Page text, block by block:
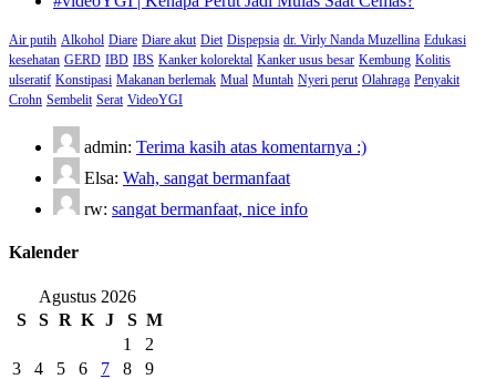
Air putih Alkohol Diare Diare akut Diet Dispepsia dr. Virly Nanda Muzellina Edukasi
kesehatan GERD IBD IBS Kanker kolorektal Kanker usus besar Kembung Kolitis
ulseratif Konstipasi Makanan berlemak Mual Muntah Nyeri perut Olahraga Penyakit
Crohn Sembelit Serat VideoYGI
admin: Terima kasih atas komentarnya :)
Elsa: Wah, sangat bermanfaat
rw: sangat bermanfaat, nice info
Kalender
Agustus 2026
S
S R K J S M
1
2
3
4 5 6 7 8
9